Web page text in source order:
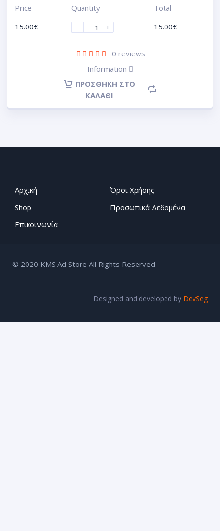
Price
15.00€
Quantity
-
+
Total
15.00€
0 reviews
Information
ΠΡΟΣΘΉΚΗ ΣΤΟ
ΚΑΛΆΘΙ
Αρχική
Shop
Επικοινωνία
Όροι Χρήσης
Προσωπικά Δεδομένα
© 2020 KMS Ad Store All Rights Reserved
Designed and developed by DevSeg